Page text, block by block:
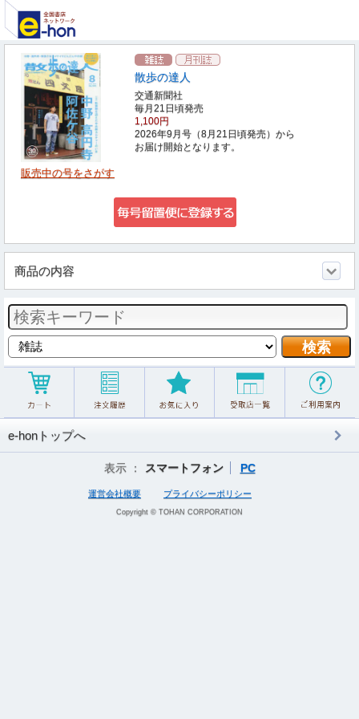
販売中の号をさがす
散歩の達人
交通新聞社
毎月21日頃発売
1,100円
2026年9月号（8月21日頃発売）から
お届け開始となります。
商品の内容
e-honトップへ
表示 ： スマートフォン PC
運営会社概要 プライバシーポリシー
Copyright © TOHAN CORPORATION